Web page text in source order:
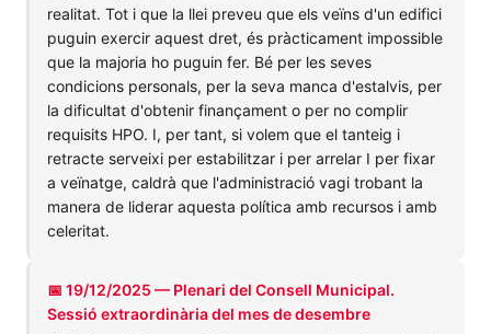
realitat. Tot i que la llei preveu que els veïns d'un edifici
puguin exercir aquest dret, és pràcticament impossible
que la majoria ho puguin fer. Bé per les seves
condicions personals, per la seva manca d'estalvis, per
la dificultat d'obtenir finançament o per no complir
requisits HPO. I, per tant, si volem que el tanteig i
retracte serveixi per estabilitzar i per arrelar I per fixar
a veïnatge, caldrà que l'administració vagi trobant la
manera de liderar aquesta política amb recursos i amb
celeritat.
📅 19/12/2025 — Plenari del Consell Municipal.
Sessió extraordinària del mes de desembre